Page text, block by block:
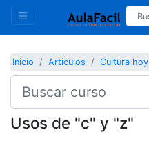
Inicio Articulos Cultura hoy
Usos de "c" y "z"